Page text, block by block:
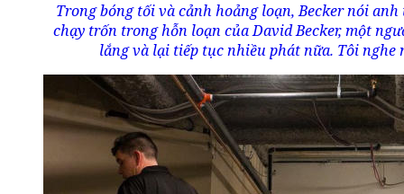
Trong bóng tối và cảnh hoảng loạn, Becker nói
chạy trốn trong hỗn loạn của David Becker, một
lắng và lại tiếp tục nhiều phát nữa. Tôi